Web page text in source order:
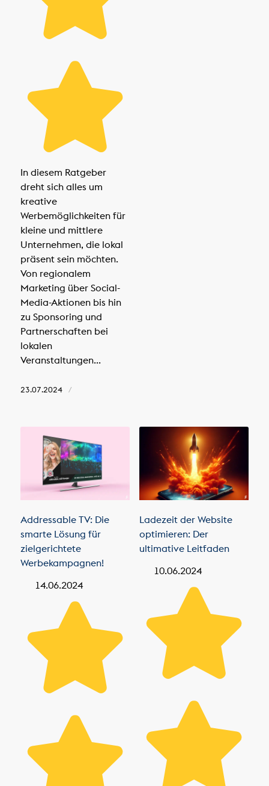
In diesem Ratgeber
dreht sich alles um
kreative
Werbemöglichkeiten für
kleine und mittlere
Unternehmen, die lokal
präsent sein möchten.
Von regionalem
Marketing über Social-
Media-Aktionen bis hin
zu Sponsoring und
Partnerschaften bei
lokalen
Veranstaltungen...
23.07.2024 /
Addressable TV: Die
smarte Lösung für
zielgerichtete
Werbekampagnen!
14.06.2024
Ladezeit der Website
optimieren: Der
ultimative Leitfaden
10.06.2024